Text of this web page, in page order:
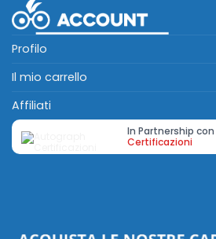
Profilo
Il mio carrello
Affiliati
In Partnership con
Certificazioni